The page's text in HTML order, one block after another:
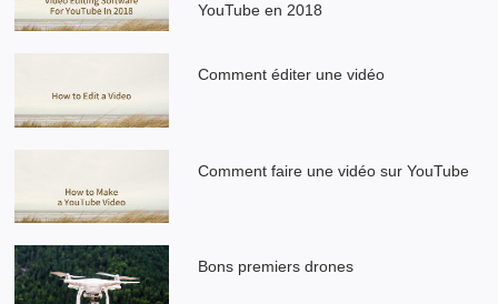
YouTube en 2018
Comment éditer une vidéo
Comment faire une vidéo sur YouTube
Bons premiers drones